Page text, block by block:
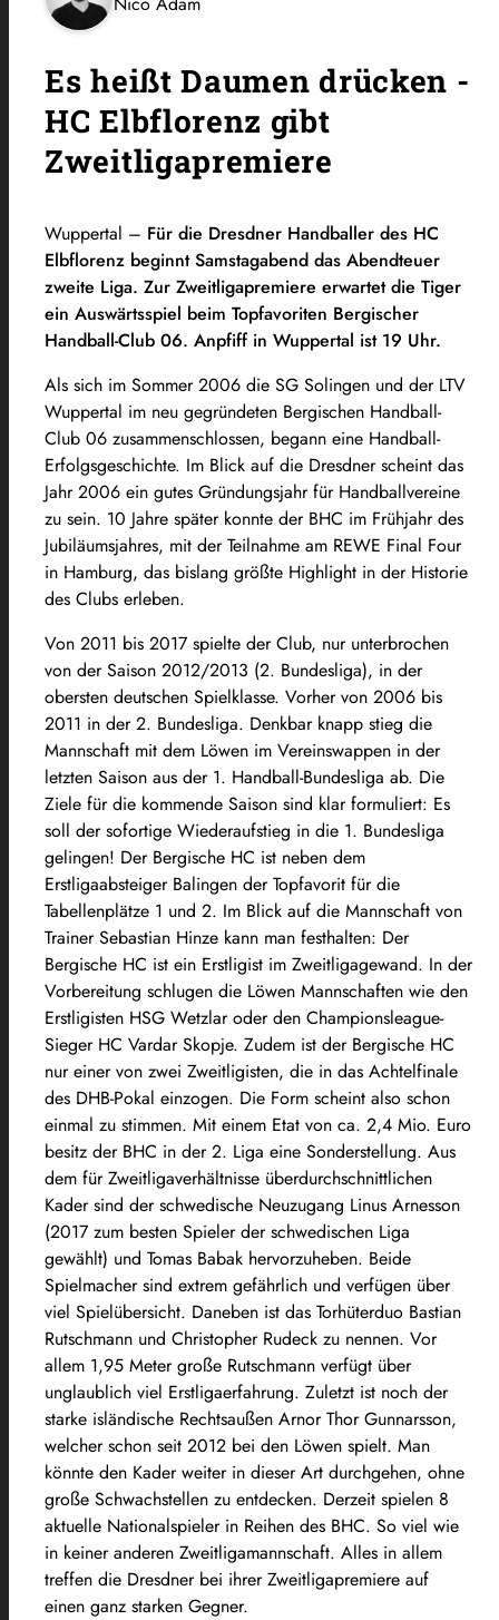
Es heißt Daumen drücken -
HC Elbflorenz gibt
Zweitligapremiere
Wuppertal – Für die Dresdner Handballer des HC
Elbflorenz beginnt Samstagabend das Abendteuer
zweite Liga. Zur Zweitligapremiere erwartet die Tiger
ein Auswärtsspiel beim Topfavoriten Bergischer
Handball-Club 06. Anpfiff in Wuppertal ist 19 Uhr.
Als sich im Sommer 2006 die SG Solingen und der LTV
Wuppertal im neu gegründeten Bergischen Handball-
Club 06 zusammenschlossen, begann eine Handball-
Erfolgsgeschichte. Im Blick auf die Dresdner scheint das
Jahr 2006 ein gutes Gründungsjahr für Handballvereine
zu sein. 10 Jahre später konnte der BHC im Frühjahr des
Jubiläumsjahres, mit der Teilnahme am REWE Final Four
in Hamburg, das bislang größte Highlight in der Historie
des Clubs erleben.
Von 2011 bis 2017 spielte der Club, nur unterbrochen
von der Saison 2012/2013 (2. Bundesliga), in der
obersten deutschen Spielklasse. Vorher von 2006 bis
2011 in der 2. Bundesliga. Denkbar knapp stieg die
Mannschaft mit dem Löwen im Vereinswappen in der
letzten Saison aus der 1. Handball-Bundesliga ab. Die
Ziele für die kommende Saison sind klar formuliert: Es
soll der sofortige Wiederaufstieg in die 1. Bundesliga
gelingen! Der Bergische HC ist neben dem
Erstligaabsteiger Balingen der Topfavorit für die
Tabellenplätze 1 und 2. Im Blick auf die Mannschaft von
Trainer Sebastian Hinze kann man festhalten: Der
Bergische HC ist ein Erstligist im Zweitligagewand. In der
Vorbereitung schlugen die Löwen Mannschaften wie den
Erstligisten HSG Wetzlar oder den Championsleague-
Sieger HC Vardar Skopje. Zudem ist der Bergische HC
nur einer von zwei Zweitligisten, die in das Achtelfinale
des DHB-Pokal einzogen. Die Form scheint also schon
einmal zu stimmen. Mit einem Etat von ca. 2,4 Mio. Euro
besitz der BHC in der 2. Liga eine Sonderstellung. Aus
dem für Zweitligaverhältnisse überdurchschnittlichen
Kader sind der schwedische Neuzugang Linus Arnesson
(2017 zum besten Spieler der schwedischen Liga
gewählt) und Tomas Babak hervorzuheben. Beide
Spielmacher sind extrem gefährlich und verfügen über
viel Spielübersicht. Daneben ist das Torhüterduo Bastian
Rutschmann und Christopher Rudeck zu nennen. Vor
allem 1,95 Meter große Rutschmann verfügt über
unglaublich viel Erstligaerfahrung. Zuletzt ist noch der
starke isländische Rechtsaußen Arnor Thor Gunnarsson,
welcher schon seit 2012 bei den Löwen spielt. Man
könnte den Kader weiter in dieser Art durchgehen, ohne
große Schwachstellen zu entdecken. Derzeit spielen 8
aktuelle Nationalspieler in Reihen des BHC. So viel wie
in keiner anderen Zweitligamannschaft. Alles in allem
treffen die Dresdner bei ihrer Zweitligapremiere auf
einen ganz starken Gegner.